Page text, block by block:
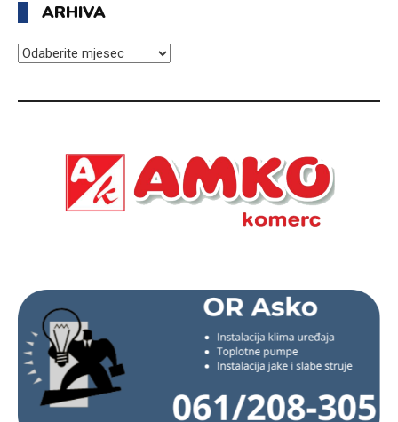
ARHIVA
ARHIVA